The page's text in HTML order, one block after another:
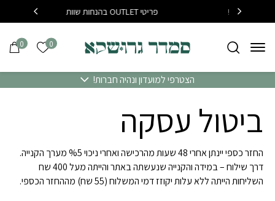
Skip to Content פריטי OUTLET בהנחות שוות
0 הרשימה
0
הצטרפי למועדון ונהיה חברות!
ביטול עסקה
החזר כספי יינתן אחרי 48 שעות מהרכישה ואחרי ניכוי %5 מערך הקנייה.
דרך שילוח – במידה והקנייה שנעשתה באתר והייתה מעל 400 שח
השליחות הייתה ללא עלות יקוזז דמי המשלוח (55 שח) מההחזר הכספי.
בחזרה למעלה